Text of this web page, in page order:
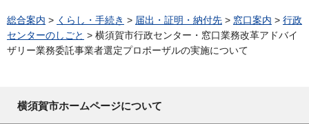
総合案内 > くらし・手続き > 届出・証明・納付先 > 窓口案内 > 行政
センターのしごと > 横須賀市行政センター・窓口業務改革アドバイ
ザリー業務委託事業者選定プロポーザルの実施について
横須賀市ホームページについて